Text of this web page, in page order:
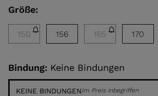
Größe:
150 156 165 170
Bindung: Keine Bindungen
KEINE BINDUNGENIm Preis inbegriffen